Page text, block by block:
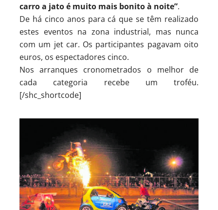
carro a jato é muito mais bonito à noite”.
De há cinco anos para cá que se têm realizado
estes eventos na zona industrial, mas nunca
com um jet car. Os participantes pagavam oito
euros, os espectadores cinco.
Nos arranques cronometrados o melhor de
cada categoria recebe um troféu.
[/shc_shortcode]